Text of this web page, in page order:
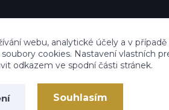
webu, analytické účely a v případě
cookies. Nastavení vlastních
odkazem ve spodní části stránek.
Souhlasím